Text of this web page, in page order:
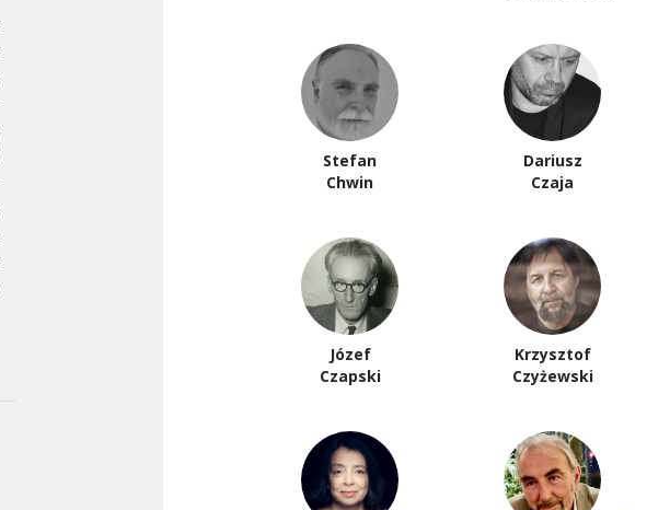
Stefan
Chwin
Dariusz
Czaja
Józef
Czapski
Krzysztof
Czyżewski